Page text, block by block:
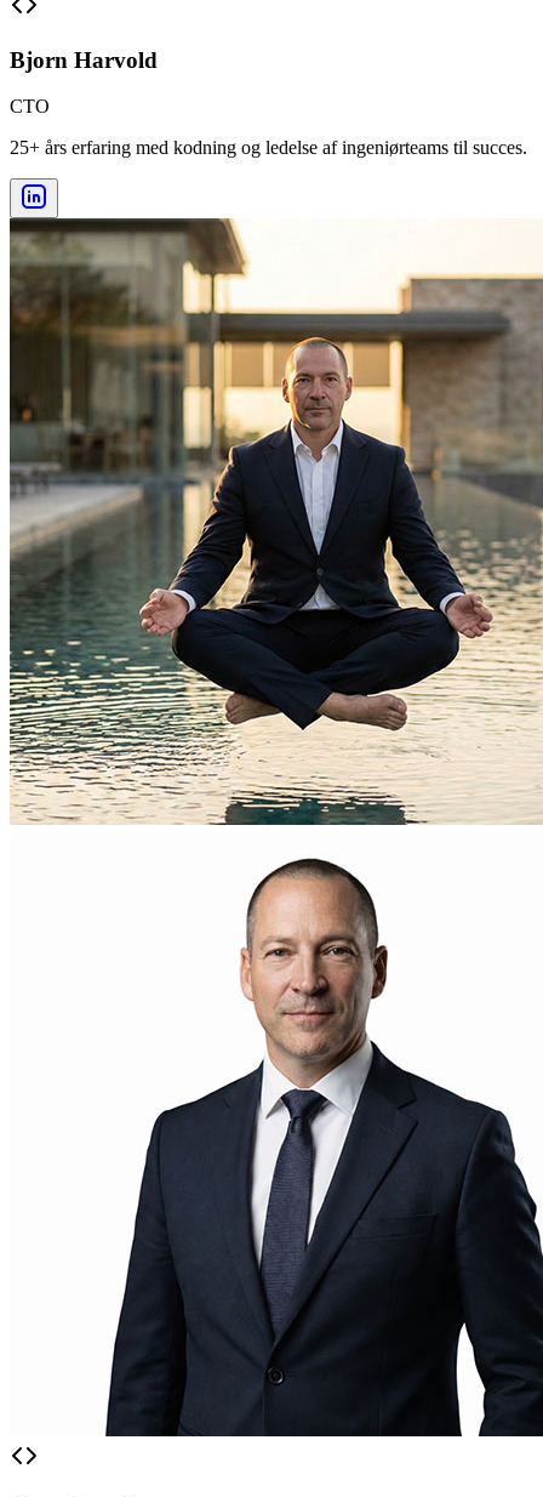
Bjorn Harvold
CTO
25+ års erfaring med kodning og ledelse af ingeniørteams til succes.